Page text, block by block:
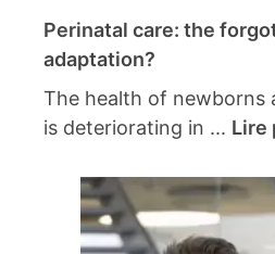
Perinatal care: the
adaptation?
The health of newborns
is deteriorating in ... Lire